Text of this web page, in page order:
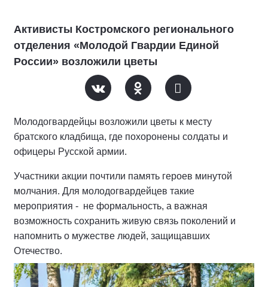
Активисты Костромского регионального
отделения «Молодой Гвардии Единой
России» возложили цветы
Молодогвардейцы возложили цветы к месту
братского кладбища, где похоронены солдаты и
офицеры Русской армии.
Участники акции почтили память героев минутой
молчания. Для молодогвардейцев такие
мероприятия - не формальность, а важная
возможность сохранить живую связь поколений и
напомнить о мужестве людей, защищавших
Отечество.